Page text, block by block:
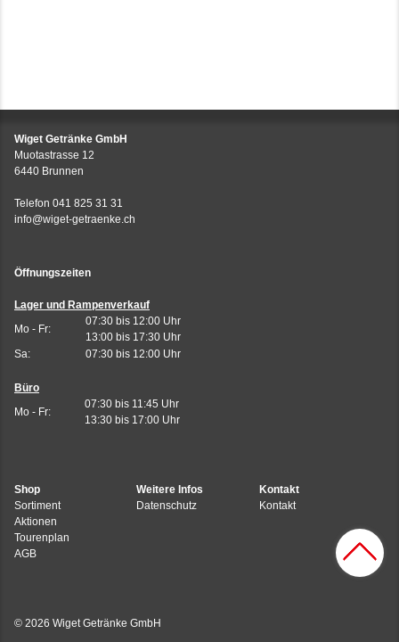
Wiget Getränke GmbH
Muotastrasse 12
6440 Brunnen
Telefon 041 825 31 31
info@wiget-getraenke.ch
Öffnungszeiten
Lager und Rampenverkauf
Mo - Fr:
07:30 bis 12:00 Uhr
13:00 bis 17:30 Uhr
Sa:
07:30 bis 12:00 Uhr
Büro
Mo - Fr:
07:30 bis 11:45 Uhr
13:30 bis 17:00 Uhr
Shop
Sortiment
Aktionen
Tourenplan
AGB
Weitere Infos
Datenschutz
Kontakt
Kontakt
© 2026 Wiget Getränke GmbH